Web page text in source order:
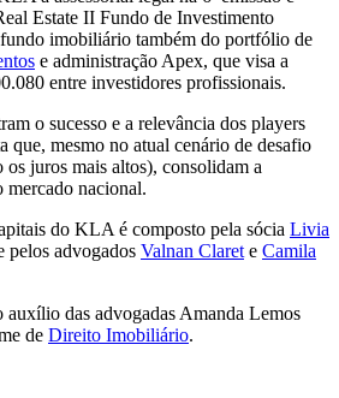
Estate II Fundo de Investimento
imobiliário também do portfólio de
e administração Apex, que visa a
entre investidores profissionais.
o sucesso e a relevância dos players
que, mesmo no atual cenário de desafio
juros mais altos), consolidam a
mercado nacional.
do KLA é composto pela sócia Livia
pelos advogados Valnan Claret e Camila
auxílio das advogadas Amanda Lemos
de Direito Imobiliário.